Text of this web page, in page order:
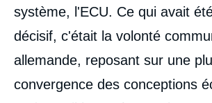
système, l'ECU. Ce qui avait
décisif, c'était la volonté
allemande, reposant sur une
convergence des conceptions
Raymond BARRE, « Le Système
étrangère, Articles, Ifri, 20 mars